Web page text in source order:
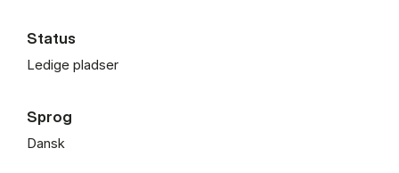
Status
Ledige pladser
Sprog
Dansk